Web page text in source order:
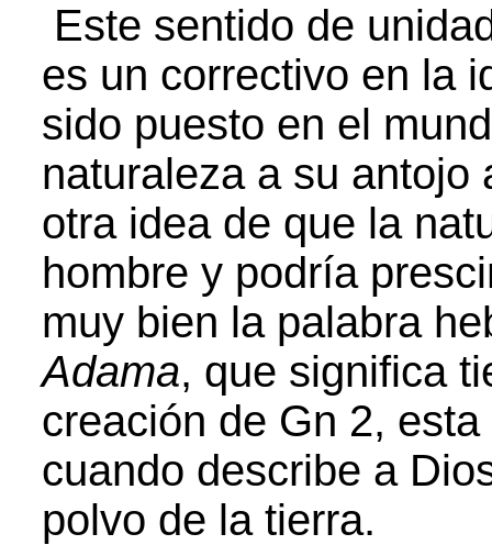
Este sentido de
es un correctivo en la
sido puesto en el
naturaleza a su antojo
otra idea de que la
hombre y podría
muy bien la palabra
Adama, que significa
creación de Gn 2,
cuando describe a
polvo de la tierra.